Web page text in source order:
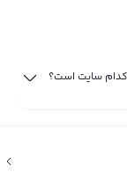
کدام سایت است؟